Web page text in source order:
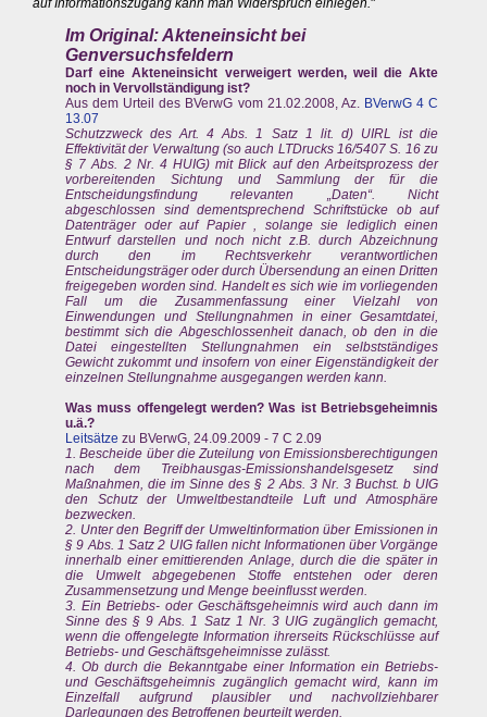
auf Informationszugang kann man Widerspruch einlegen."
Im Original: Akteneinsicht bei
Genversuchsfeldern
Darf eine Akteneinsicht verweigert werden, weil die Akte
noch in Vervollständigung ist?
Aus dem Urteil des BVerwG vom 21.02.2008, Az. BVerwG 4 C
13.07
Schutzzweck des Art. 4 Abs. 1 Satz 1 lit. d) UIRL ist die
Effektivität der Verwaltung (so auch LTDrucks 16/5407 S. 16 zu
§ 7 Abs. 2 Nr. 4 HUIG) mit Blick auf den Arbeitsprozess der
vorbereitenden Sichtung und Sammlung der für die
Entscheidungsfindung relevanten „Daten“. Nicht
abgeschlossen sind dementsprechend Schriftstücke ob auf
Datenträger oder auf Papier , solange sie lediglich einen
Entwurf darstellen und noch nicht z.B. durch Abzeichnung
durch den im Rechtsverkehr verantwortlichen
Entscheidungsträger oder durch Übersendung an einen Dritten
freigegeben worden sind. Handelt es sich wie im vorliegenden
Fall um die Zusammenfassung einer Vielzahl von
Einwendungen und Stellungnahmen in einer Gesamtdatei,
bestimmt sich die Abgeschlossenheit danach, ob den in die
Datei eingestellten Stellungnahmen ein selbstständiges
Gewicht zukommt und insofern von einer Eigenständigkeit der
einzelnen Stellungnahme ausgegangen werden kann.
Was muss offengelegt werden? Was ist Betriebsgeheimnis
u.ä.?
Leitsätze zu BVerwG, 24.09.2009 - 7 C 2.09
1. Bescheide über die Zuteilung von Emissionsberechtigungen
nach dem Treibhausgas-Emissionshandelsgesetz sind
Maßnahmen, die im Sinne des § 2 Abs. 3 Nr. 3 Buchst. b UIG
den Schutz der Umweltbestandteile Luft und Atmosphäre
bezwecken.
2. Unter den Begriff der Umweltinformation über Emissionen in
§ 9 Abs. 1 Satz 2 UIG fallen nicht Informationen über Vorgänge
innerhalb einer emittierenden Anlage, durch die die später in
die Umwelt abgegebenen Stoffe entstehen oder deren
Zusammensetzung und Menge beeinflusst werden.
3. Ein Betriebs- oder Geschäftsgeheimnis wird auch dann im
Sinne des § 9 Abs. 1 Satz 1 Nr. 3 UIG zugänglich gemacht,
wenn die offengelegte Information ihrerseits Rückschlüsse auf
Betriebs- und Geschäftsgeheimnisse zulässt.
4. Ob durch die Bekanntgabe einer Information ein Betriebs-
und Geschäftsgeheimnis zugänglich gemacht wird, kann im
Einzelfall aufgrund plausibler und nachvollziehbarer
Darlegungen des Betroffenen beurteilt werden.